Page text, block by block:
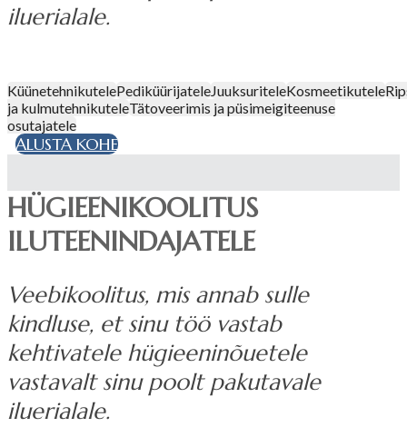
iluerialale.
KüünetehnikutelePediküürijateleJuuksuriteleKosmeetikutele
ja kulmutehnikuteleTätoveerimis ja püsimeigiteenuse
osutajatele
ALUSTA KOHE
HÜGIEENIKOOLITUS
ILUTEENINDAJATELE
Veebikoolitus, mis annab sulle
kindluse, et sinu töö vastab
kehtivatele hügieeninõuetele
vastavalt sinu poolt pakutavale
iluerialale.